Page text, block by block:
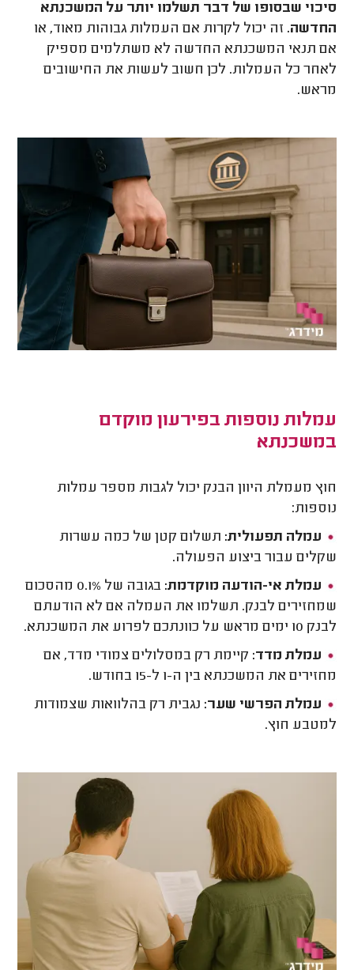
סיכוי שבסופו של דבר תשלמו יותר על המשכנתא
החדשה. זה יכול לקרות אם העמלות גבוהות מאוד, או
אם תנאי המשכנתא החדשה לא משתלמים מספיק
לאחר כל העמלות. לכן חשוב לעשות את החישובים
מראש.
עמלות נוספות בפירעון מוקדם
במשכנתא
חוץ מעמלת היוון הבנק יכול לגבות מספר עמלות
נוספות:
עמלה תפעולית: תשלום קטן של כמה עשרות
שקלים עבור ביצוע הפעולה.
עמלת אי-הודעה מוקדמת:
בגובה של 0.1% מהסכום
שמחזירים לבנק. תשלמו את העמלה אם לא הודעתם
לבנק 10 ימים מראש על כוונתכם לפרוע את המשכנתא.
עמלת מדד: קיימת רק במסלולים צמודי מדד, אם
מחזירים את המשכנתא בין ה-1 ל-15 בחודש.
עמלת הפרשי שער: נגבית רק בהלוואות שצמודות
למטבע חוץ.